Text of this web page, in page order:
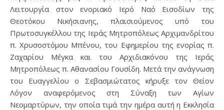
Λειτουργία στον ενοριακό Ιερό Ναό Εισοδίων της
Θεοτόκου Νικήσιανης, πλαισιούμενος υπό του
Πρωτοσυγκέλλου της Ιεράς Μητροπόλεως Αρχιμανδρίτου
π. Χρυσοστόμου Μπένου, του Εφημερίου της ενορίας π.
Ζαχαρίου Μέγκα και του Αρχιδιακόνου της Ιεράς
Μητροπόλεως π. Αθανασίου Γουσίδη. Μετά την ανάγνωση
του Ευαγγελίου ο Σεβασμιώτατος κήρυξε τον Θείον
Λόγον αναφερόμενος στη Σύναξη των Αγίων
Νεομαρτύρων, την οποία τιμά την ημέρα αυτή η Εκκλησία